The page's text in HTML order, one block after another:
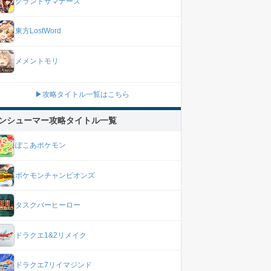
東方LostWord
メメントモリ
▶攻略タイトル一覧はこちら
シューマー攻略タイトル一覧
ぽこあポケモン
ポケモンチャンピオンズ
タスクバーヒーロー
ドラクエ1&2リメイク
ドラクエ7リイマジンド